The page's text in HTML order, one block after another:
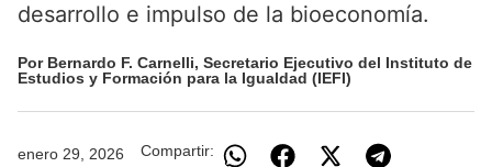
desarrollo e impulso de la bioeconomía.
Por Bernardo F. Carnelli, Secretario Ejecutivo del Instituto de
Estudios y Formación para la Igualdad (IEFI)
enero 29, 2026 Compartir: